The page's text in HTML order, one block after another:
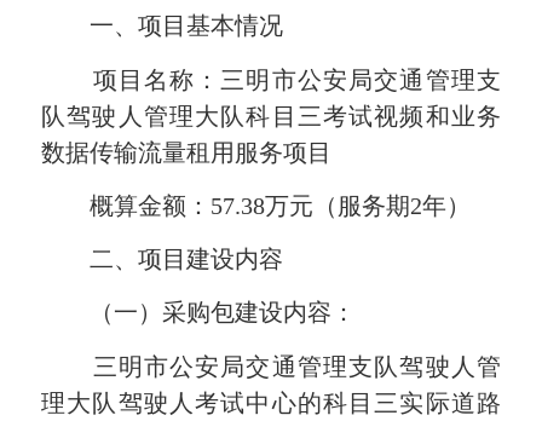
一、项目基本情况
项目名称： 三明市公安局交通管理支
队驾驶人管理大队科目三考试视频和业务
数据传输流量租用服务项目
概算金额： 57.38万元（服务期2年）
二、项目建设内容
（一）采购包建设内容：
三明市公安局交通管理支队驾驶人管
理大队驾驶人考试中心的科目三实际道路